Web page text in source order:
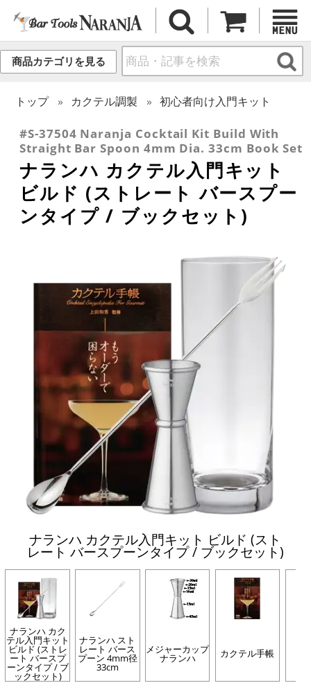
商品カテゴリを見る
トップ カクテル調製 初心者向け入門キット
#S-37504 Naranja Cocktail Kit Build With
Straight Bar Spoon 4mm Dia. 33cm Book Set
ナランハ カクテル入門キット
ビルド (ストレート バースプー
ンタイプ / ブックセット)
ナランハ カクテル入門キット ビルド (スト
レート バースプーンタイプ / ブックセット)
ナランハ カク
テル入門キット
ビルド (ストレ
ート バースプ
ーンタイプ / ブ
ックセット)
ナランハ スト
レート バース
プーン 4mm径
33cm
メジャーカップ
ナランハ カクテル手帳